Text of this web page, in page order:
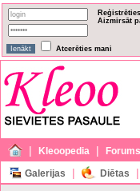
Reģistrēties
Aizmirsāt
Atcerēties mani
| Kleoopedia | Forums
Galerijas | Diētas |